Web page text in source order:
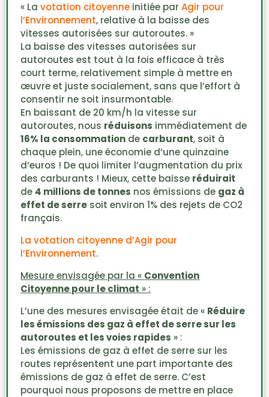
« Lavotation citoyenne initiée parAgir pour
l’Environnement, relative à la baisse des
vitesses autorisées sur autoroutes. »
La baisse des vitesses autorisées sur
autoroutes est tout à la fois efficace à très
court terme, relativement simple à mettre en
œuvre et juste socialement, sans que l’effort à
consentir ne soit insurmontable.
En baissant de 20 km/h la vitesse sur
autoroutes, nous réduisons immédiatement de
16% la consommation de carburant, soit à
chaque plein, une économie d’une quinzaine
d’euros ! De quoi limiter l’augmentation du prix
des carburants ! Mieux, cette baisse réduirait
de 4 millions de tonnes nos émissions de gaz à
effet de serre soit environ 1% des rejets de CO2
français.
La votation citoyenne d’Agir pour
l’Environnement.
Mesure envisagée par la « Convention
Citoyenne pour le climat » :
L’une des mesures envisagée était de « Réduire
les émissions des gaz à effet de serre sur les
autoroutes et les voies rapides » :
Les émissions de gaz à effet de serre sur les
routes représentent une part importante des
émissions de gaz à effet de serre. C’est
pourquoi nous proposons de mettre en place